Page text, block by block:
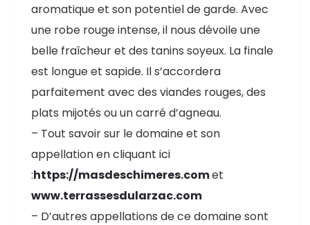
aromatique et son potentiel de garde. Avec
une robe rouge intense, il nous dévoile une
belle fraîcheur et des tanins soyeux. La finale
est longue et sapide. Il s’accordera
parfaitement avec des viandes rouges, des
plats mijotés ou un carré d’agneau.
– Tout savoir sur le domaine et son
appellation en cliquant ici
:https://masdeschimeres.comet
www.terrassesdularzac.com
– D’autres appellations de ce domaine sont